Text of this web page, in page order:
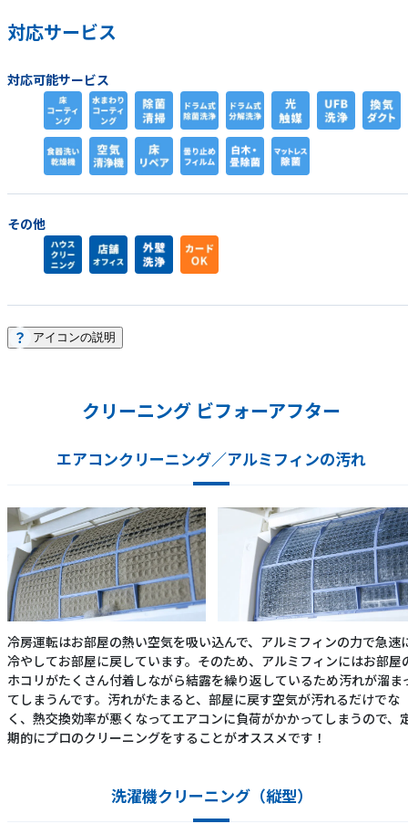
対応サービス
対応可能サービス
その他
アイコンの説明
クリーニング ビフォーアフター
エアコンクリーニング／アルミフィンの汚れ
冷房運転はお部屋の熱い空気を吸い込んで、アルミフィンの力で急速
冷やしてお部屋に戻しています。そのため、アルミフィンにはお部屋
ホコリがたくさん付着しながら結露を繰り返しているため汚れが溜ま
てしまうんです。汚れがたまると、部屋に戻す空気が汚れるだけでな
く、熱交換効率が悪くなってエアコンに負荷がかかってしまうので、
期的にプロのクリーニングをすることがオススメです！
洗濯機クリーニング（縦型）